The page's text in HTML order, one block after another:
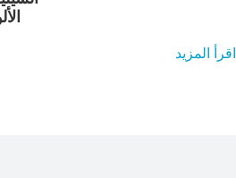
اقرأ المزيد